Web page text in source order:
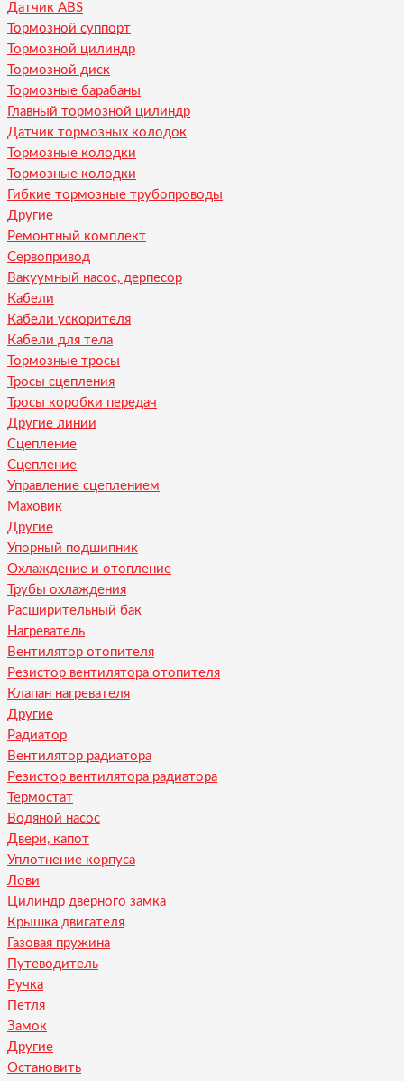
Датчик ABS
Тормозной суппорт
Тормозной цилиндр
Тормозной диск
Тормозные барабаны
Главный тормозной цилиндр
Датчик тормозных колодок
Тормозные колодки
Тормозные колодки
Гибкие тормозные трубопроводы
Другие
Ремонтный комплект
Сервопривод
Вакуумный насос, дерпесор
Кабели
Кабели ускорителя
Кабели для тела
Тормозные тросы
Тросы сцепления
Тросы коробки передач
Другие линии
Сцепление
Сцепление
Управление сцеплением
Маховик
Другие
Упорный подшипник
Охлаждение и отопление
Трубы охлаждения
Расширительный бак
Нагреватель
Вентилятор отопителя
Резистор вентилятора отопителя
Клапан нагревателя
Другие
Радиатор
Вентилятор радиатора
Резистор вентилятора радиатора
Термостат
Водяной насос
Двери, капот
Уплотнение корпуса
Лови
Цилиндр дверного замка
Крышка двигателя
Газовая пружина
Путеводитель
Ручка
Петля
Замок
Другие
Остановить